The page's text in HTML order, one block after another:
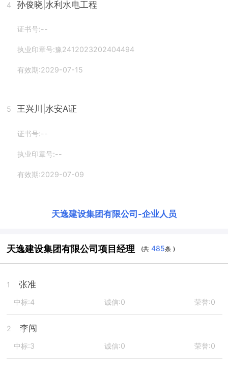
4 孙俊晓 |水利水电工程
证书号:--
执业印章号:豫2412023202404494
有效期:2029-07-15
5 王兴川 |水安A证
证书号:--
执业印章号:--
有效期:2029-07-09
天逸建设集团有限公司 -企业人员
天逸建设集团有限公司项目经理 (共485条 )
1 张准
中标:4 诚信:0 荣誉:0
2 李闯
中标:3 诚信:0 荣誉:0